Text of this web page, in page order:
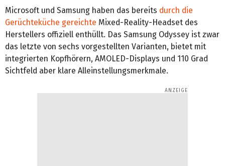
Microsoft und Samsung haben das bereits durch die
Gerüchteküche gereichte Mixed-Reality-Headset des
Herstellers offiziell enthüllt. Das Samsung Odyssey ist zwar
das letzte von sechs vorgestellten Varianten, bietet mit
integrierten Kopfhörern, AMOLED-Displays und 110 Grad
Sichtfeld aber klare Alleinstellungsmerkmale.